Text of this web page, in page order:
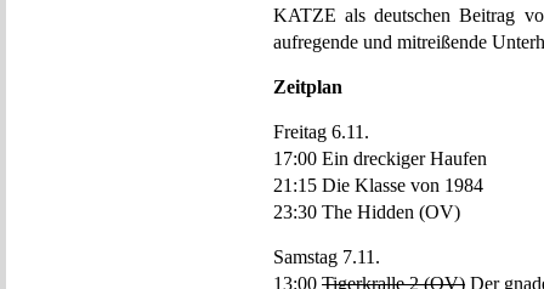
KATZE als deutschen Beitrag
aufregende und mitreißende
Zeitplan
Freitag 6.11.
17:00 Ein dreckiger Haufen
21:15 Die Klasse von 1984
23:30 The Hidden (OV)
Samstag 7.11.
13:00 Tigerkralle 2 (OV) Der